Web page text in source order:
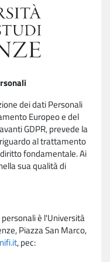
dei dati Personali
Europeo e del
GDPR, prevede la
al trattamento
fondamentale. Ai
sua qualità di
è l'Università
Piazza San Marco,
, pec: